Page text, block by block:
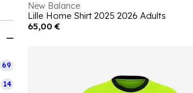
69
14
New Balance
Lille Home Shirt 2025 2026 Adults
65,00 €